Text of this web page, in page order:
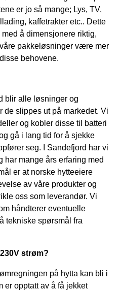
er jo så mange; Lys, TV,
kaffetrakter etc.. Dette
å dimensjonere riktig,
pakkeløsninger være mer
behovene.
blir alle løsninger og
de slippes ut på markedet. Vi
og kobler disse til batteri
gå i lang tid for å sjekke
seg. I Sandefjord har vi
har mange års erfaring med
er at norske hytteeiere
av våre produkter og
oss som leverandør. Vi
håndterer eventuelle
tekniske spørsmål fra
strøm?
på hytta kan bli i
er opptatt av å få jekket